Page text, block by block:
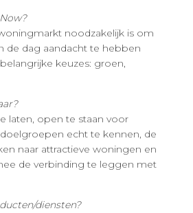
noodzakelijk is om
de dag aandacht te hebben
keuzes: groen,
laten, open te staan voor
echt te kennen, de
naar attractieve woningen en
de verbinding te leggen met
diensten?